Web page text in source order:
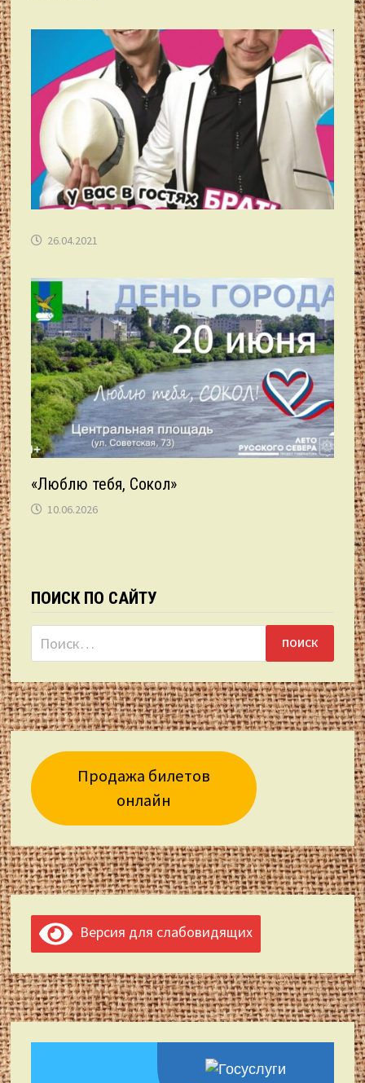
26.04.2021
«Люблю тебя, Сокол»
10.06.2026
ПОИСК ПО САЙТУ
Найти:
Продажа билетов
онлайн
Версия для слабовидящих